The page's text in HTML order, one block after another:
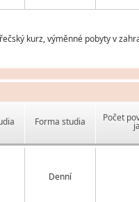
kurz, výměnné pobyty v
Forma studia Počet
Denní